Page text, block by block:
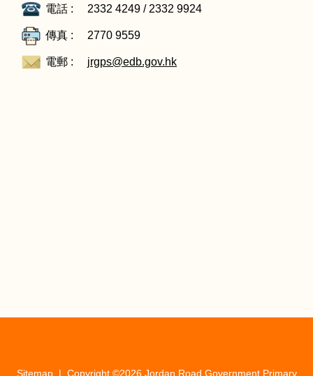
電話 : 2332 4249 / 2332 9924
傳真 : 2770 9559
電郵 : jrgps@edb.gov.hk
Sitemap| Copyright ©2026 Jordan Road Government Primary